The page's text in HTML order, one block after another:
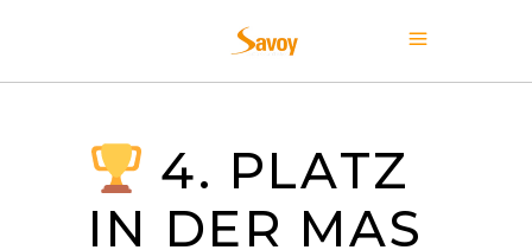
4. PLATZ
IN DER MAS